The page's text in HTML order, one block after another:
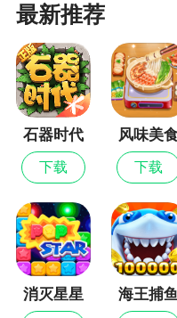
优化了若干小问
最新推荐
石器时代
觉醒
下载
风味美
街
下载
消灭星星
海王捕鱼